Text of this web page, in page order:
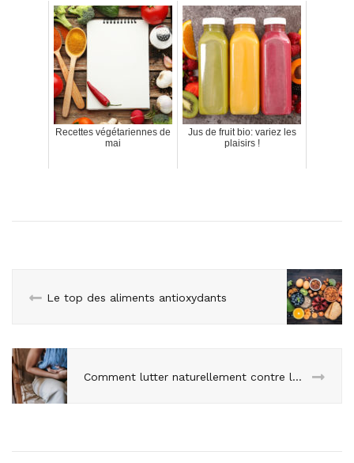
Recettes végétariennes de
mai
Jus de fruit bio: variez les
plaisirs !
Le top des aliments antioxydants
Comment lutter naturellement contre les remontées acides ?